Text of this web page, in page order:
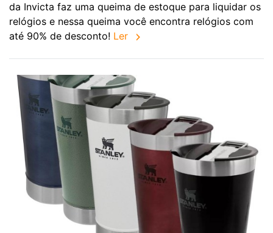
da Invicta faz uma queima de estoque para liquidar os
relógios e nessa queima você encontra relógios com
até 90% de desconto! Ler